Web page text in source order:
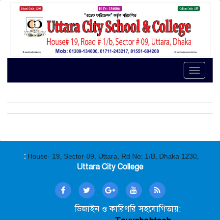
Toggle
: House- 19, Sector-09, Uttara, Rd No: 1/B, Dhaka 1230,
Uttara City College
ডিজাইন ও কারিগরি সহযোগিতায়: